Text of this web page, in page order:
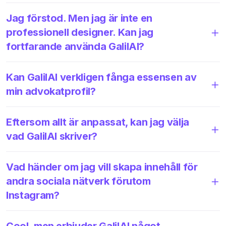
Jag förstod. Men jag är inte en
professionell designer. Kan jag
fortfarande använda GalilAI?
Kan GalilAI verkligen fånga essensen av
min advokatprofil?
Eftersom allt är anpassat, kan jag välja
vad GalilAI skriver?
Vad händer om jag vill skapa innehåll för
andra sociala nätverk förutom
Instagram?